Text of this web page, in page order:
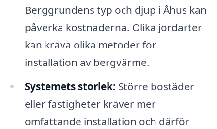
Berggrundens typ och djup i Åhus kan
påverka kostnaderna. Olika jordarter
kan kräva olika metoder för
installation av bergvärme.
Systemets storlek: Större bostäder
eller fastigheter kräver mer
omfattande installation och därför